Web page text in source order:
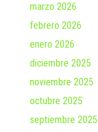
marzo 2026
febrero 2026
enero 2026
diciembre 2025
noviembre 2025
octubre 2025
septiembre 2025